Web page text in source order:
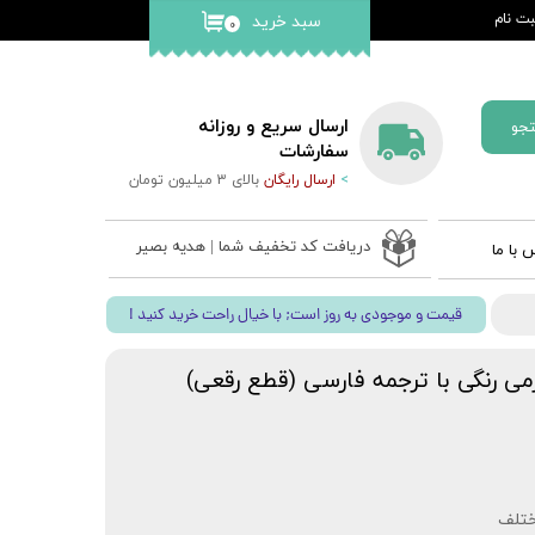
ارسال سریع و روزانه
سفارشات
> ارسال رایگانبالای 3 میلیون تومان
نام
واژه
۰ سبد خرید
نفیس
قلم بصیر
با ما دریافت کد تخفیف شما | هدیه بصیر
! قیمت و موجودی به روز است; با خیال راحت خرید کنید
رنگی با ترجمه فارسی (قطع رقعی)